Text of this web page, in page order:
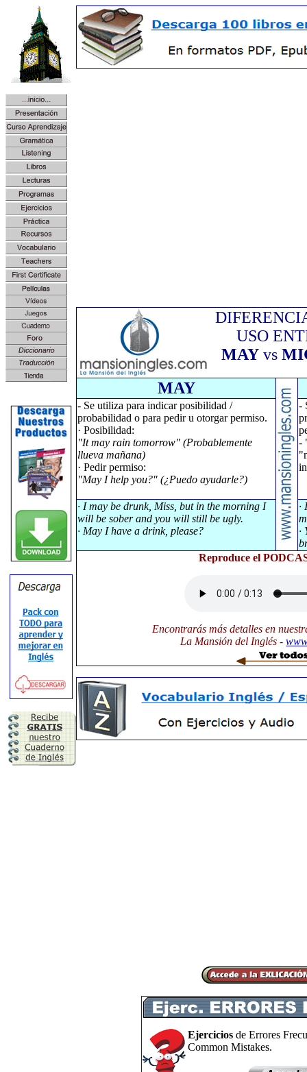
USO
MAY vs
MAY
- Se utiliza para indicar posibilidad /
probabilidad o para pedir u otorgar permiso.
· Posibilidad:
"It may rain tomorrow" (Probablemente
llueva mañana)
· Pedir permiso:
"May I help you?" (¿Puedo ayudarle?)
-
-
· I may be drunk, Miss, but in the morning I
will be sober and you will still be ugly.
· May I have a drink, please?
·
·
Reproduce el
Encontrarás más detalles en
La Mansión del Inglés -
Ejerciciosde Errores
Common Mistakes.